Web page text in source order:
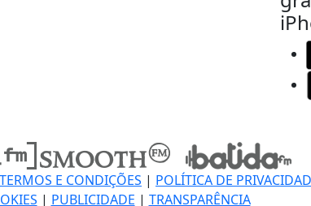
TERMOS E CONDIÇÕES | POLÍTICA DE
| PUBLICIDADE | TRANSPARÊNCIA